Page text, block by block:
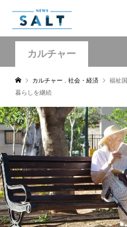
カルチャー
カルチャー 社会・経済
福祉
暮らしを継続